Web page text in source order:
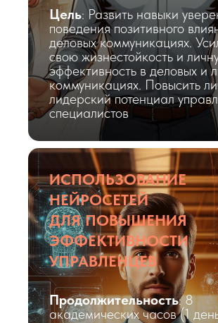
Цель: Развить навыки
поведения позитивного
деловых коммуникациях.
свою жизнестойкость и
эффективность в деловых и
коммуникациях. Повысить
лидерский потенциал
специалистов
ИСПОЛЬЗОВАНИЕ
НЕЙРОСЕТЕЙ
ДЛЯ ПОВЫШЕНИЯ
ЭФФЕКТИВНОСТИ
УПРАВЛЕНЦЕВ
Продолжительность: 8
академических часов (1
2025 АНО ДПО "КОРПОРАТИВНЫЙ УНИВЕРСИТЕТ
ПРАВИТЕЛЬСТВА ЧЕЛЯБИНСКОЙ ОБЛАСТИ"
Согласие на обработку персональных данных
Политика обработки персональных данных
Политика конфиденциальности
Противодействие коррупции
МЫ В СОЦСЕТЯХ